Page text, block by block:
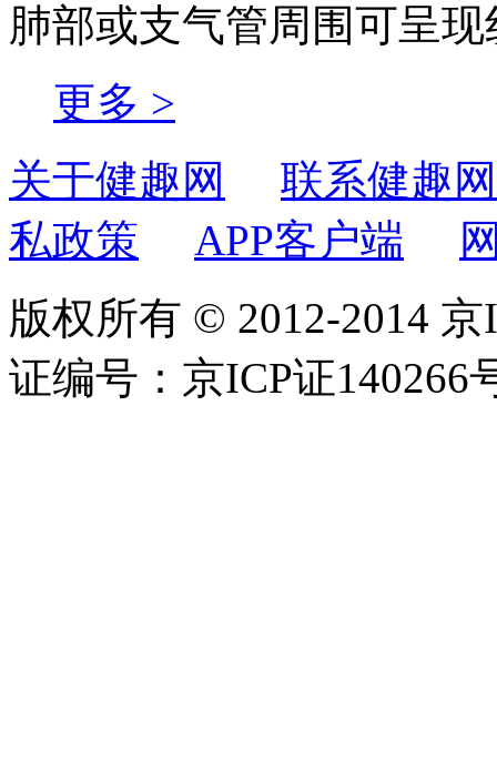
肺部或支气管周围可呈
更多 >
关于健趣网
联系健趣网
私政策
APP客户端
版权所有 © 2012-2014
证编号：京ICP证140266